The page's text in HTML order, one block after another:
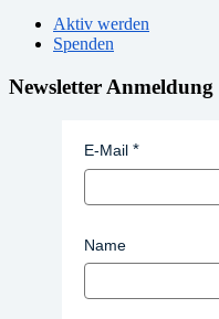
Aktiv werden
Spenden
Newsletter Anmeldung
E-Mail
Name